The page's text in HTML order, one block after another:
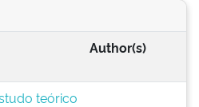
Author(s)
teórico